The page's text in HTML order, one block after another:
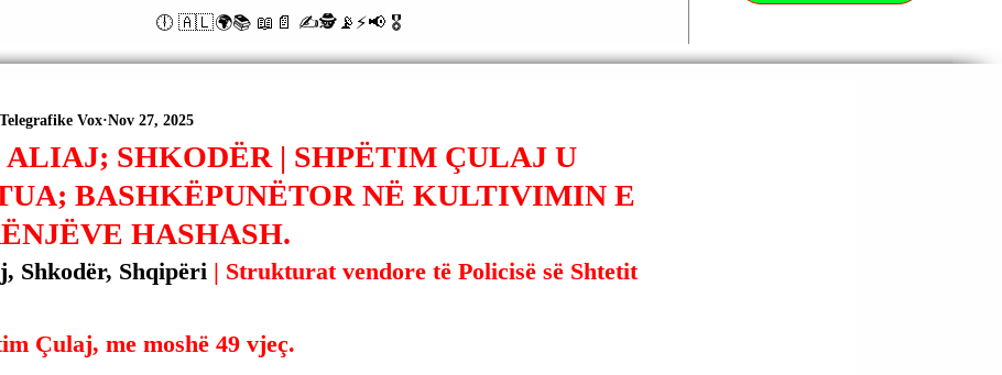
🕕 🇦🇱🌍📚 📖📄 ✍🕵️📡⚡️📢 🎖
ALIAJ; SHKODËR | SHPËTIM ÇULAJ U
BASHKËPUNËTOR NË KULTIVIMIN E
HASHASH.
Vox Nov 27, 2025
Shkodër, Shqipëri | Strukturat vendore të Policisë së Shtetit
Çulaj, me moshë 49 vjeç.